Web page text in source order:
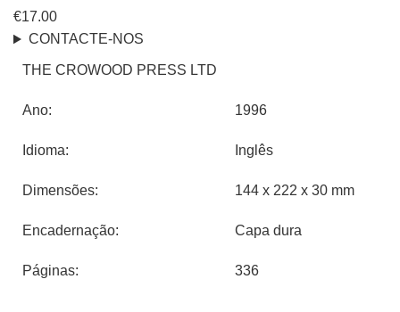
€17.00
CONTACTE-NOS
THE CROWOOD PRESS LTD
Ano: 1996
Idioma: Inglês
Dimensões: 144 x 222 x 30 mm
Encadernação: Capa dura
Páginas: 336